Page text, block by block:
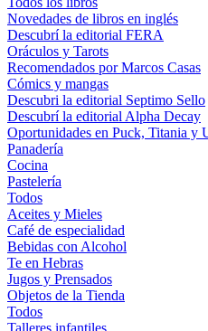
Novedades de libros en inglés
Descubrí la editorial FERA
Oráculos y Tarots
Recomendados por Marcos Casas
Cómics y mangas
Descubri la editorial Septimo Sello
Descubrí la editorial Alpha Decay
Oportunidades en Puck, Titania y
Panadería
Cocina
Pastelería
Todos
Aceites y Mieles
Café de especialidad
Bebidas con Alcohol
Te en Hebras
Jugos y Prensados
Objetos de la Tienda
Todos
Talleres infantiles